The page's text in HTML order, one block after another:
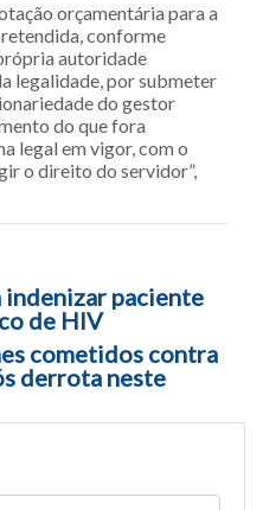
orçamentária para a
conforme
autoridade
legalidade, por submeter
do gestor
do que fora
legal em vigor, com o
o direito do servidor”,
posts
indenizar paciente
de HIV
cometidos contra
derrota neste